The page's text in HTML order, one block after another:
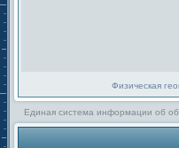
Физическая
Единая система информации об